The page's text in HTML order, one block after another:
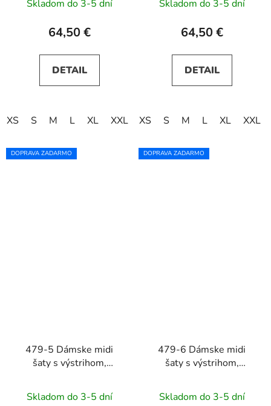
Skladom do 3-5 dní
64,50 €
DETAIL
XS S M L XL XXL
Skladom do 3-5 dní
64,50 €
DETAIL
XS S M L XL XXL
DOPRAVA ZADARMO
479-5 Dámske midi
šaty s výstrihom,
NINA - béžové
Skladom do 3-5 dní
DOPRAVA ZADARMO
479-6 Dámske midi
šaty s výstrihom,
NINA - svetlomodré
Skladom do 3-5 dní